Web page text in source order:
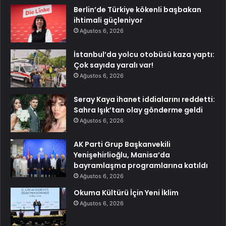
Berlin’de Türkiye kökenli başbakan
ihtimali güçleniyor
Ağustos 6, 2026
İstanbul’da yolcu otobüsü kaza yaptı:
Çok sayıda yaralı var!
Ağustos 6, 2026
Seray Kaya ihanet iddialarını reddetti:
Sahra Işık’tan olay gönderme geldi
Ağustos 6, 2026
AK Parti Grup Başkanvekili
Yenişehirlioğlu, Manisa’da
bayramlaşma programlarına katıldı
Ağustos 6, 2026
Okuma Kültürü İçin Yeni İklim
Ağustos 6, 2026